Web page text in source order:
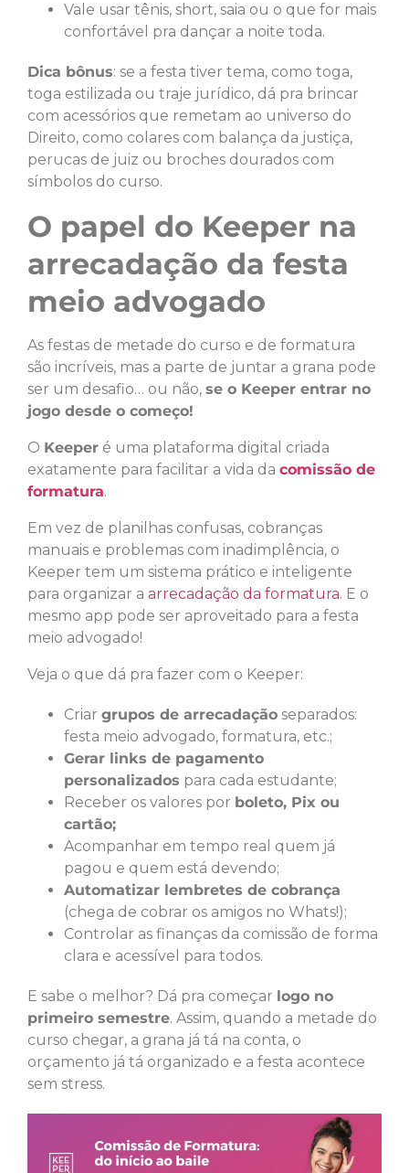
Vale usar tênis, short, saia ou o que for mais
confortável pra dançar a noite toda.
Dica bônus: se a festa tiver tema, como toga,
toga estilizada ou traje jurídico, dá pra brincar
com acessórios que remetam ao universo do
Direito, como colares com balança da justiça,
perucas de juiz ou broches dourados com
símbolos do curso.
O papel do Keeper na
arrecadação da festa
meio advogado
As festas de metade do curso e de formatura
são incríveis, mas a parte de juntar a grana pode
ser um desafio… ou não, se o Keeper entrar no
jogo desde o começo!
O Keeper é uma plataforma digital criada
exatamente para facilitar a vida da comissão de
formatura.
Em vez de planilhas confusas, cobranças
manuais e problemas com inadimplência, o
Keeper tem um sistema prático e inteligente
para organizar a arrecadação da formatura. E o
mesmo app pode ser aproveitado para a festa
meio advogado!
Veja o que dá pra fazer com o Keeper:
Criar grupos de arrecadação separados:
festa meio advogado, formatura, etc.;
Gerar links de pagamento
personalizados para cada estudante;
Receber os valores por boleto, Pix ou
cartão;
Acompanhar em tempo real quem já
pagou e quem está devendo;
Automatizar lembretes de cobrança
(chega de cobrar os amigos no Whats!);
Controlar as finanças da comissão de forma
clara e acessível para todos.
E sabe o melhor? Dá pra começar logo no
primeiro semestre. Assim, quando a metade do
curso chegar, a grana já tá na conta, o
orçamento já tá organizado e a festa acontece
sem stress.